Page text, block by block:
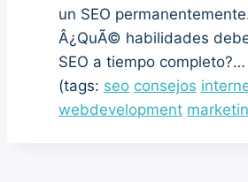
un SEO
Â¿QuÃ© habilidades
SEO a tiempo completo?…
(tags: seo consejos
webdevelopment